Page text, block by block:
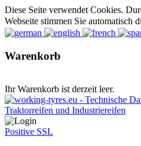
Diese Seite verwendet Cookies.
Webseite stimmen Sie automatisch
Warenkorb
Ihr Warenkorb ist derzeit leer.
Positive SSL